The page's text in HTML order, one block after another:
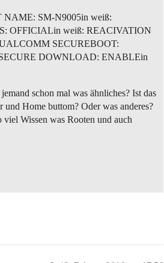
NAME: SM-N9005in weiß:
OFFICIALin weiß: REACIVATION
SECUREBOOT:
DOWNLOAD: ENABLEin
schon mal was ähnliches? Ist das
Home buttom? Oder was anderes?
Wissen was Rooten und auch